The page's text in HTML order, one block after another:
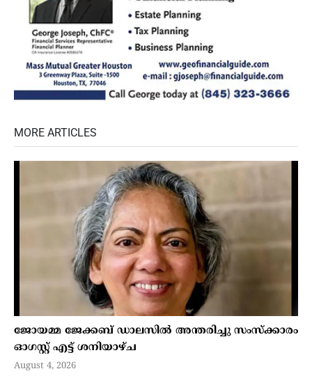
MORE ARTICLES
ജോയമ്മ ജേക്കബ് ഡാലസില്‍ അന്തരിച്ചു സംസ്‌ക്കാരം
ഓഗസ്റ്റ് എട്ട് ശനിയാഴ്ച
August 4, 2026